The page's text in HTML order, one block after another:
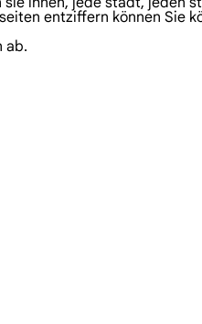
entziffern können Sie
ab.